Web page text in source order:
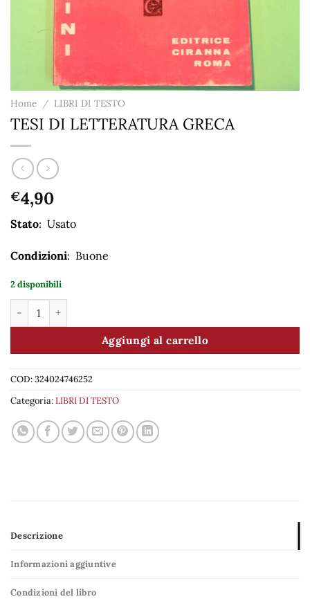
Home / LIBRI DI TESTO
TESI DI LETTERATURA GRECA
€4,90
Stato: Usato
Condizioni: Buone
2 disponibili
TESI DI LETTERATURA GRECA quantità
Aggiungi al carrello
COD:324024746252
Categoria:LIBRI DI TESTO
Descrizione
Informazioni aggiuntive
Condizioni del libro